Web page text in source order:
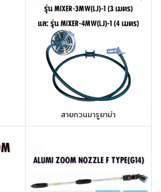
สายกวนมารูยาม่า